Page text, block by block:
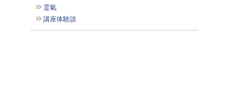
霊氣
講座体験談